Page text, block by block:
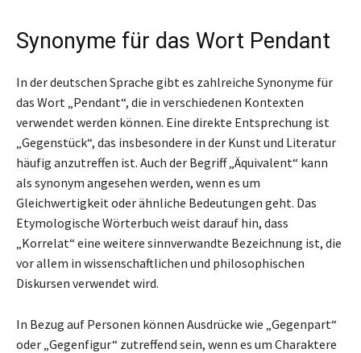
Synonyme für das Wort Pendant
In der deutschen Sprache gibt es zahlreiche Synonyme für
das Wort „Pendant“, die in verschiedenen Kontexten
verwendet werden können. Eine direkte Entsprechung ist
„Gegenstück“, das insbesondere in der Kunst und Literatur
häufig anzutreffen ist. Auch der Begriff „Äquivalent“ kann
als synonym angesehen werden, wenn es um
Gleichwertigkeit oder ähnliche Bedeutungen geht. Das
Etymologische Wörterbuch weist darauf hin, dass
„Korrelat“ eine weitere sinnverwandte Bezeichnung ist, die
vor allem in wissenschaftlichen und philosophischen
Diskursen verwendet wird.
In Bezug auf Personen können Ausdrücke wie „Gegenpart“
oder „Gegenfigur“ zutreffend sein, wenn es um Charaktere